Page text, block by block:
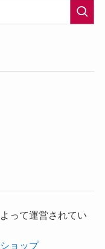
って運営されてい
ョップ